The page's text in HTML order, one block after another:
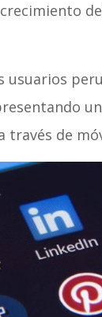
usuarios
través de